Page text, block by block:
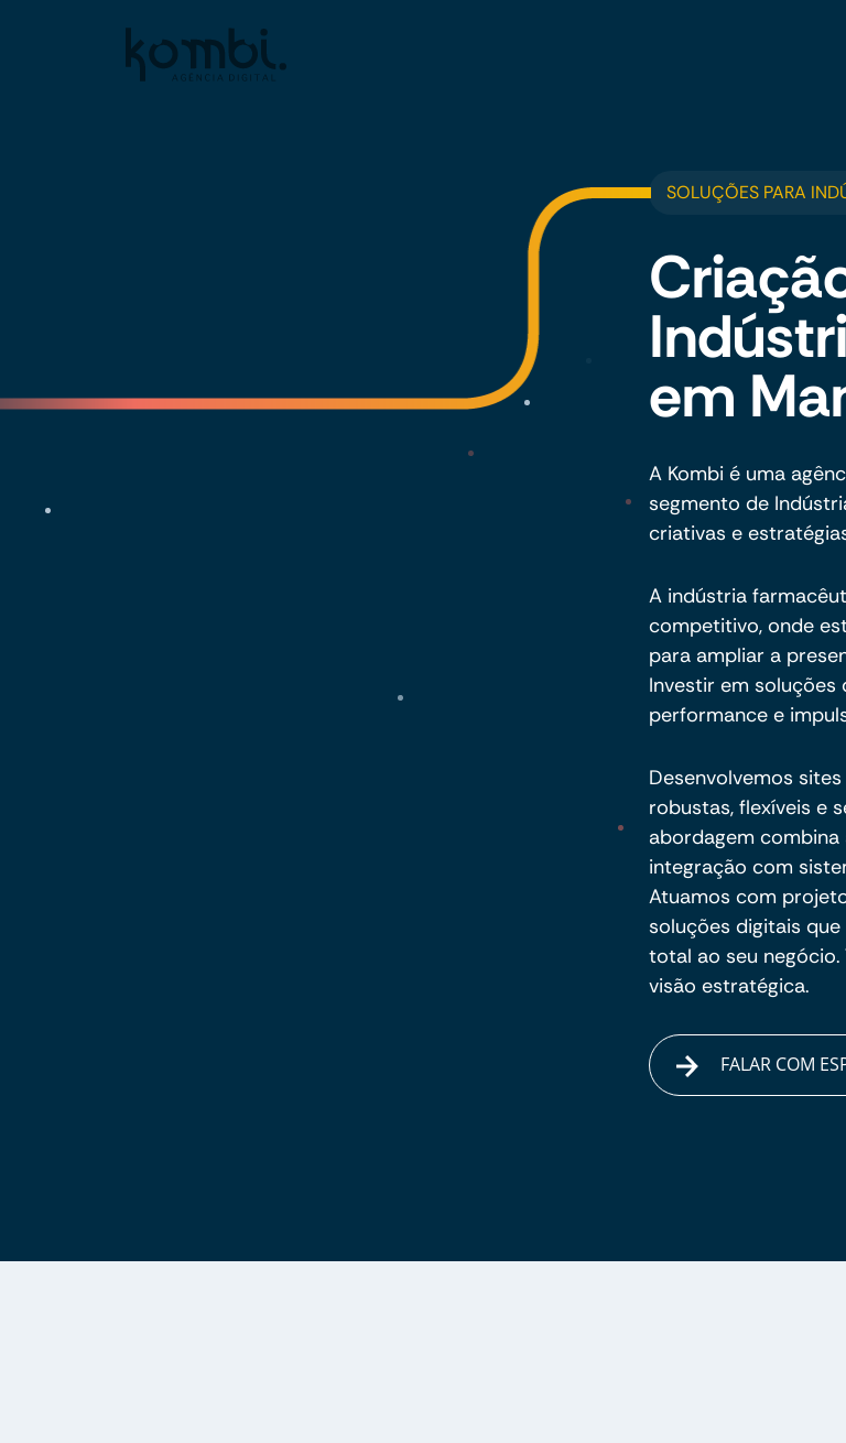
SOLUÇÕES PARA
em
A Kombi é uma
segmento de
criativas e
A indústria
competitivo, onde
para ampliar a
Investir em soluções
performance e
Desenvolvemos
robustas, flexíveis e
abordagem
integração com
Atuamos com
soluções digitais
total ao seu
visão estratégica.
FALAR COM